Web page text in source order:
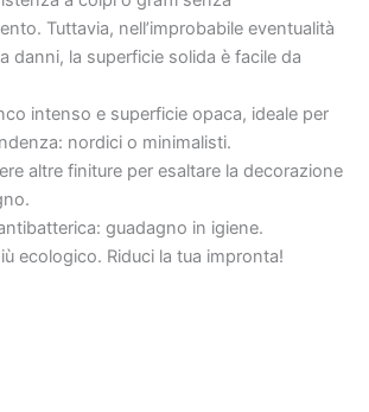
Tuttavia, nell’improbabile eventualità
danni, la superficie solida è facile da
intenso e superficie opaca, ideale per
nordici o minimalisti.
altre finiture per esaltare la decorazione
guadagno in igiene.
ecologico. Riduci la tua impronta!